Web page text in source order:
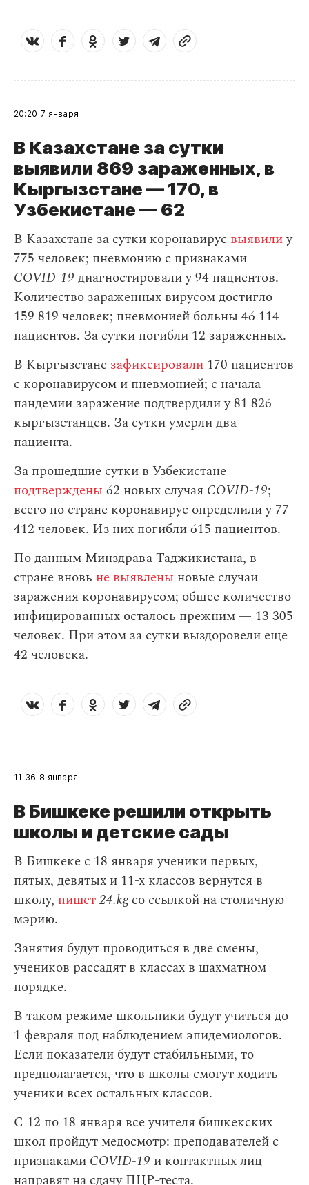
20:20 7 января
В Казахстане за сутки
выявили 869 зараженных, в
Кыргызстане — 170, в
Узбекистане — 62
В Казахстане за сутки коронавирус выявилиу
775 человек; пневмонию с признаками
COVID-19 диагностировали у 94 пациентов.
Количество зараженных вирусом достигло
159 819 человек; пневмонией больны 46 114
пациентов. За сутки погибли 12 зараженных.
В Кыргызстане зафиксировали 170 пациентов
с коронавирусом и пневмонией; с начала
пандемии заражение подтвердили у 81 826
кыргызстанцев. За сутки умерли два
пациента.
За прошедшие сутки в Узбекистане
подтверждены 62 новых случая COVID-19;
всего по стране коронавирус определили у 77
412 человек. Из них погибли 615 пациентов.
По данным Минздрава Таджикистана, в
стране вновь не выявлены новые случаи
заражения коронавирусом; общее количество
инфицированных осталось прежним — 13 305
человек. При этом за сутки выздоровели еще
42 человека.
11:36 8 января
В Бишкеке решили открыть
школы и детские сады
В Бишкеке с 18 января ученики первых,
пятых, девятых и 11-х классов вернутся в
школу, пишет24.kgсо ссылкой на столичную
мэрию.
Занятия будут проводиться в две смены,
учеников рассадят в классах в шахматном
порядке.
В таком режиме школьники будут учиться до
1 февраля под наблюдением эпидемиологов.
Если показатели будут стабильными, то
предполагается, что в школы смогут ходить
ученики всех остальных классов.
С 12 по 18 января все учителя бишкекских
школ пройдут медосмотр: преподавателей с
признаками COVID-19 и контактных лиц
направят на сдачу ПЦР-теста.